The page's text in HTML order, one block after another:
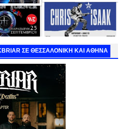
ΣΕ ΘΕΣΣΑΛΟΝΙΚΗ ΚΑΙ ΑΘΗΝΑ